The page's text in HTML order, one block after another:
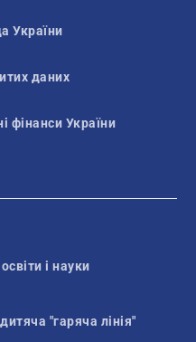
України
даних
фінанси України
і науки
"гаряча лінія"